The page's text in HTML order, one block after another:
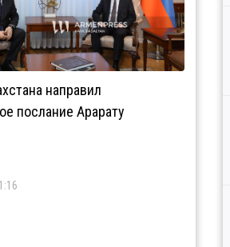
направил
послание Арарату